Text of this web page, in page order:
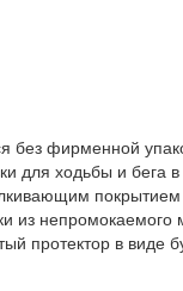
без фирменной
для ходьбы и бега
из
протектор в виде